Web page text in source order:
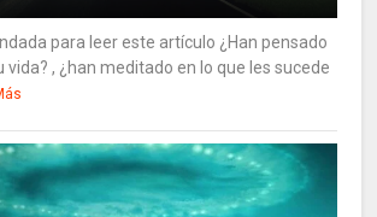
para leer este artículo ¿Han pensado
vida? , ¿han meditado en lo que les sucede